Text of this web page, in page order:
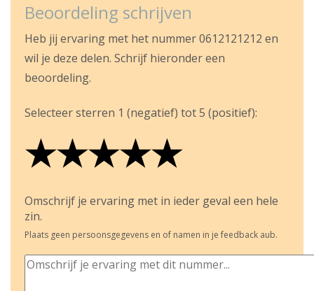
Beoordeling schrijven
Heb jij ervaring met het nummer 0612121212 en
wil je deze delen. Schrijf hieronder een
beoordeling.
Selecteer sterren 1 (negatief) tot 5 (positief):
★
★★
★★★
★★★★
★★★★★
Omschrijf je ervaring met in ieder geval een hele
zin.
Plaats geen persoonsgegevens en of namen in je feedback aub.